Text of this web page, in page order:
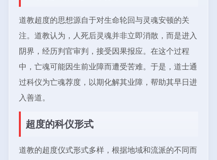
道教超度的思想源自于对生命轮回与灵魂安顿的关
注。道教认为，人死后灵魂并非立即消散，而是进入
阴界，经历判官审判，接受因果报应。在这个过程
中，亡魂可能因生前业障而遭受苦难。于是，道士通
过科仪为亡魂荐度，以期化解其业障，帮助其早日进
入善道。
超度的科仪形式
道教的超度仪式形式多样，根据地域和流派的不同而